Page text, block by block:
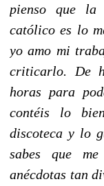
pienso que
católico es lo
yo amo mi
criticarlo. De
horas para
contéis lo
discoteca y lo
sabes que
anécdotas tan